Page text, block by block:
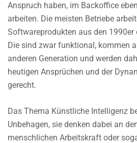
Anspruch haben, im Backoffice
arbeiten. Die meisten Betriebe
Softwareprodukten aus den 1990er
Die sind zwar funktional, kommen
anderen Generation und werden
heutigen Ansprüchen und der
gerecht.
Das Thema Künstliche Intelligenz
Unbehagen, sie denken dabei an
menschlichen Arbeitskraft oder